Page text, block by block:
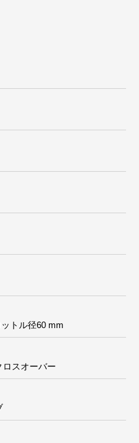
トル径60 mm
ロスオーバー